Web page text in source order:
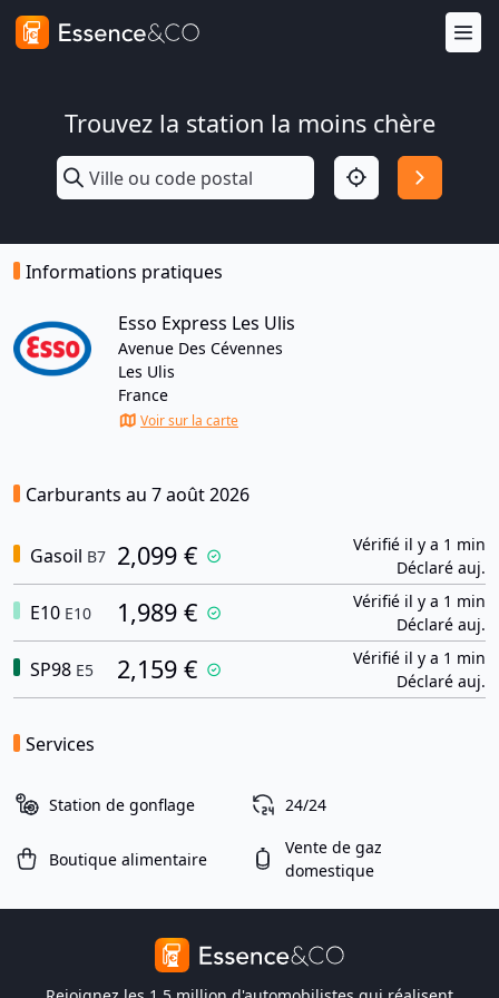
Trouvez la station la moins chère
Informations pratiques
Esso Express Les Ulis
Avenue Des Cévennes
Les Ulis
France
Voir sur la carte
Carburants au 7 août 2026
Gasoil B7 2,099 €
Vérifié il y a 1 min
Déclaré auj.
E10 E10 1,989 €
Vérifié il y a 1 min
Déclaré auj.
SP98 E5 2,159 €
Vérifié il y a 1 min
Déclaré auj.
Services
Station de gonflage 24/24
Boutique alimentaire
Vente de gaz
domestique